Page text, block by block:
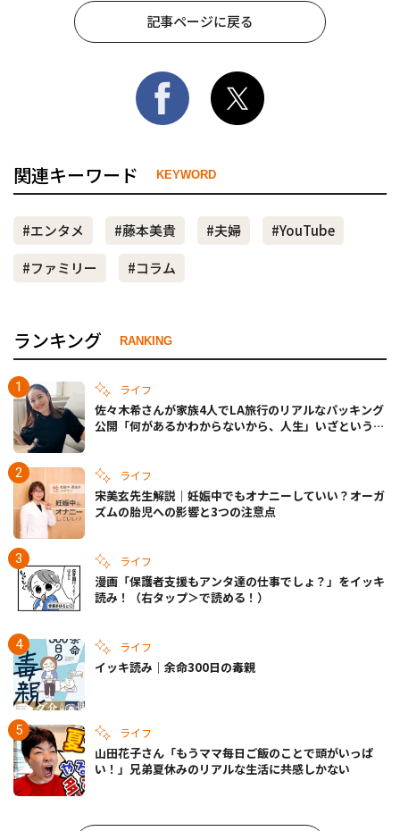
記事ページに戻る
関連キーワード KEYWORD
#エンタメ #藤本美貴 #夫婦
#YouTube
#ファミリー
#コラム
ランキング RANKING
ライフ
佐々木希さんが家族4人でLA旅行のリアルなパッキング
公開「何があるかわからないから、人生」いざというと
ライフ
宋美玄先生解説｜妊娠中でもオナニーしていい？オーガ
ズムの胎児への影響と3つの注意点
ライフ
漫画「保護者支援もアンタ達の仕事でしょ？」をイッキ
読み！（右タップ＞で読める！）
ライフ
イッキ読み｜余命300日の毒親
ライフ
山田花子さん「もうママ毎日ご飯のことで頭がいっぱ
い！」兄弟夏休みのリアルな生活に共感しかない